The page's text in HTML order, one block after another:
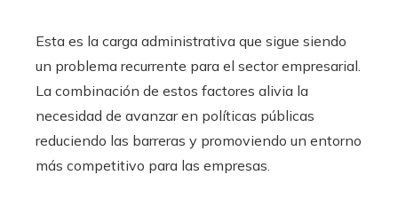
Esta es la carga administrativa que sigue siendo
un problema recurrente para el sector empresarial.
La combinación de estos factores alivia la
necesidad de avanzar en políticas públicas
reduciendo las barreras y promoviendo un entorno
más competitivo para las empresas.